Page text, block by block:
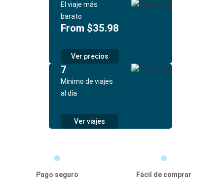
El viaje más
barato
From $35.98
Ver precios
7
Mínimo de viajes
al día
Ver viajes
Pago seguro
Fácil de comprar